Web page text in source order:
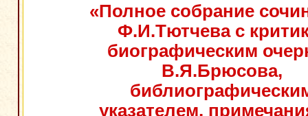
«Полное собрание
Ф.И.Тютчева с
биографическим
В.Я.Брюсова,
указателем,